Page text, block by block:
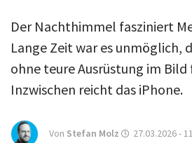
Mac
iPad
Tests
Tipps
Der Nachthimmel fasziniert
Lange Zeit war es unmöglich,
ohne teure Ausrüstung im
Inzwischen reicht das iPhone.
Von Stefan Molz 27.03.2026 -